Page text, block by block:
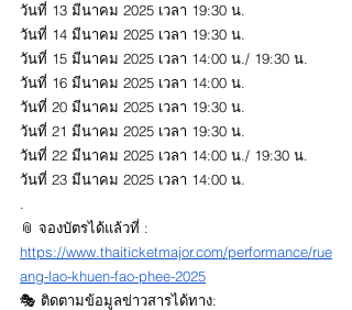
วันที่ 13 มีนาคม 2025 เวลา 19:30 น.
วันที่ 14 มีนาคม 2025 เวลา 19:30 น.
วันที่ 15 มีนาคม 2025 เวลา 14:00 น./ 19:30 น.
วันที่ 16 มีนาคม 2025 เวลา 14:00 น.
วันที่ 20 มีนาคม 2025 เวลา 19:30 น.
วันที่ 21 มีนาคม 2025 เวลา 19:30 น.
วันที่ 22 มีนาคม 2025 เวลา 14:00 น./ 19:30 น.
วันที่ 23 มีนาคม 2025 เวลา 14:00 น.
.
📎 จองบัตรได้แล้วที่ :
https://www.thaiticketmajor.com/performance/rue
ang-lao-khuen-fao-phee-2025
🎭 ติดตามข้อมูลข่าวสารได้ทาง: